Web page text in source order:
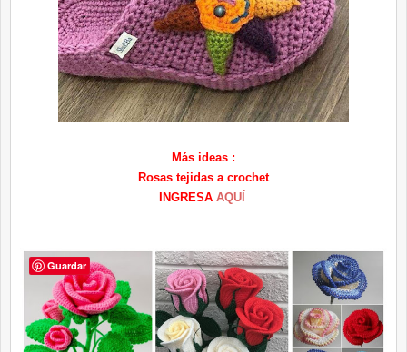
Más ideas :
Rosas tejidas a crochet
INGRESAAQUÍ
Guardar